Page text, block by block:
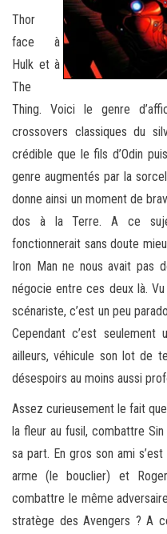
Thor
face à
Hulk et à
The
Thing. Voici le genre
crossovers classiques du
crédible que le fils d’Odin
genre augmentés par la
donne ainsi un moment de
dos à la Terre. A ce
fonctionnerait sans doute
Iron Man ne nous avait pas
négocie entre ces deux là.
scénariste, c’est un peu
Cependant c’est
ailleurs, véhicule son lot de
désespoirs au moins aussi
Assez curieusement le fait
la fleur au fusil, combattre
sa part. En gros son ami
arme (le bouclier) et
combattre le même
stratège des Avengers ? A